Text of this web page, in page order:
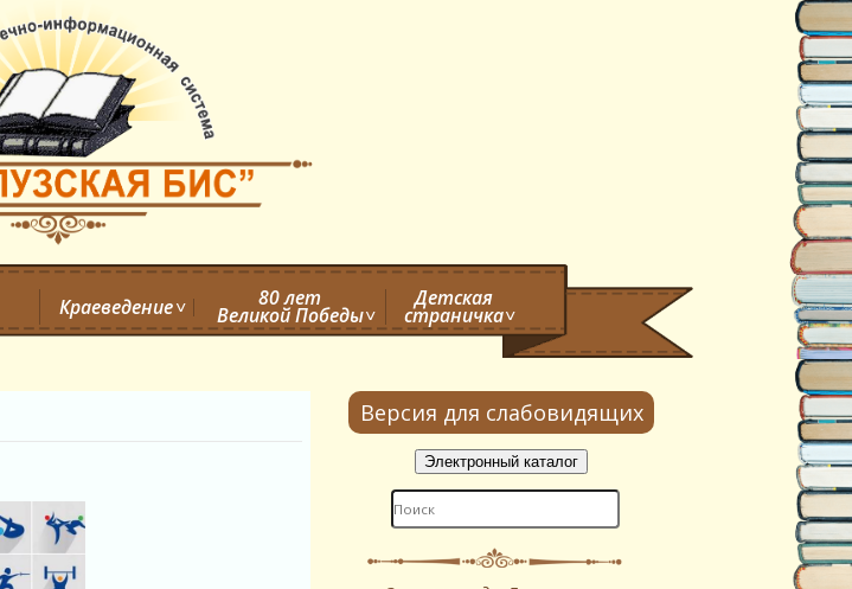
Краеведение 80 лет
Великой Победы
Детская
страничка
Версия для слабовидящих